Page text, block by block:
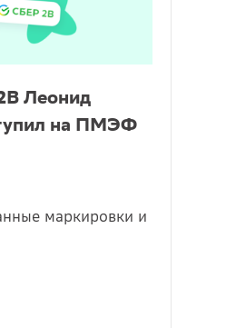
Леонид
на ПМЭФ
маркировки и